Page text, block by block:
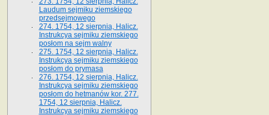
Laudum sejmiku ziemskiego
przedsejmowego
274. 1754, 12 sierpnia, Halicz.
Instrukcya sejmiku ziemskiego
posłom na sejm walny
275. 1754, 12 sierpnia, Halicz.
Instrukcya sejmiku ziemskiego
posłom do prymasa
276. 1754, 12 sierpnia, Halicz.
Instrukcya sejmiku ziemskiego
posłom do hetmanów kor. 277.
1754, 12 sierpnia, Halicz.
Instrukcya sejmiku ziemskiego